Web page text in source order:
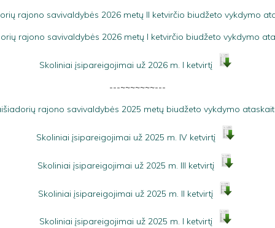
rajono savivaldybės 2026 metų II ketvirčio biudžeto vykdymo
rajono savivaldybės 2026 metų I ketvirčio biudžeto vykdymo
Skoliniai įsipareigojimai už 2026 m. I ketvirtį
---~~~~~~~---
rajono savivaldybės 2025 metų biudžeto vykdymo
Skoliniai įsipareigojimai už 2025 m. IV ketvirtį
Skoliniai įsipareigojimai už 2025 m. III ketvirtį
Skoliniai įsipareigojimai už 2025 m. II ketvirtį
Skoliniai įsipareigojimai už 2025 m. I ketvirtį